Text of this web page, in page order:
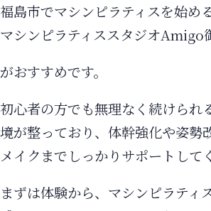
福島市でマシンピラティスを始め
マシンピラティススタジオAmigo
がおすすめです。
初心者の方でも無理なく続けられ
境が整っており、体幹強化や姿勢
メイクまでしっかりサポートして
まずは体験から、マシンピラティ